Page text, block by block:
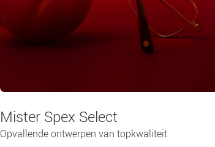
Mister Spex Select​
Opvallende ontwerpen van topkwaliteit